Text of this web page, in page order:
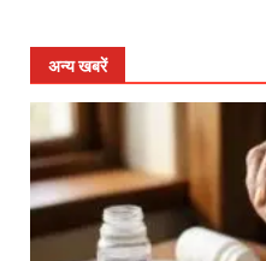
अन्य खबरें